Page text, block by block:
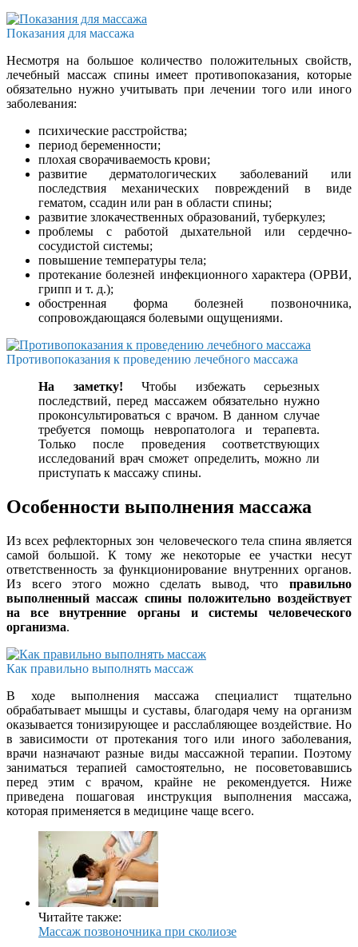
Показания для массажа
Несмотря на большое количество положительных свойств,
лечебный массаж спины имеет противопоказания, которые
обязательно нужно учитывать при лечении того или иного
заболевания:
психические расстройства;
период беременности;
плохая сворачиваемость крови;
развитие дерматологических заболеваний или
последствия механических повреждений в виде
гематом, ссадин или ран в области спины;
развитие злокачественных образований, туберкулез;
проблемы с работой дыхательной или сердечно-
сосудистой системы;
повышение температуры тела;
протекание болезней инфекционного характера (ОРВИ,
грипп и т. д.);
обостренная форма болезней позвоночника,
сопровождающаяся болевыми ощущениями.
Противопоказания к проведению лечебного массажа
На заметку! Чтобы избежать серьезных
последствий, перед массажем обязательно нужно
проконсультироваться с врачом. В данном случае
требуется помощь невропатолога и терапевта.
Только после проведения соответствующих
исследований врач сможет определить, можно ли
приступать к массажу спины.
Особенности выполнения массажа
Из всех рефлекторных зон человеческого тела спина является
самой большой. К тому же некоторые ее участки несут
ответственность за функционирование внутренних органов.
Из всего этого можно сделать вывод, что правильно
выполненный массаж спины положительно воздействует
на все внутренние органы и системы человеческого
организма.
Как правильно выполнять массаж
В ходе выполнения массажа специалист тщательно
обрабатывает мышцы и суставы, благодаря чему на организм
оказывается тонизирующее и расслабляющее воздействие. Но
в зависимости от протекания того или иного заболевания,
врачи назначают разные виды массажной терапии. Поэтому
заниматься терапией самостоятельно, не посоветовавшись
перед этим с врачом, крайне не рекомендуется. Ниже
приведена пошаговая инструкция выполнения массажа,
которая применяется в медицине чаще всего.
Читайте также:
Массаж позвоночника при сколиозе